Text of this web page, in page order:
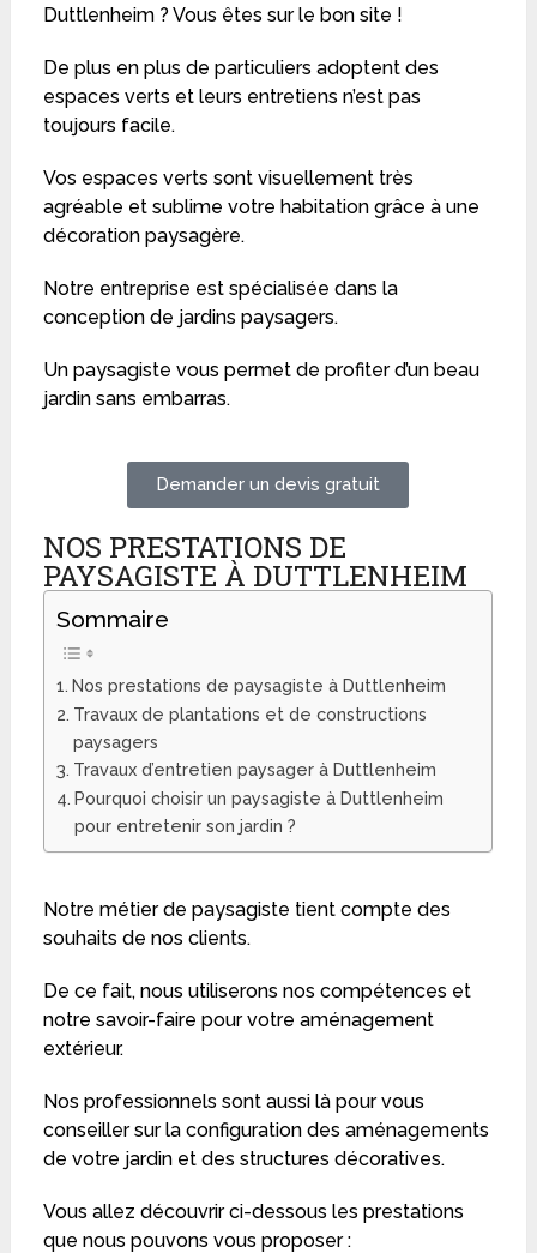
Duttlenheim ? Vous êtes sur le bon site !
De plus en plus de particuliers adoptent des
espaces verts et leurs entretiens n’est pas
toujours facile.
Vos espaces verts sont visuellement très
agréable et sublime votre habitation grâce à une
décoration paysagère.
Notre entreprise est spécialisée dans la
conception de jardins paysagers.
Un paysagiste vous permet de profiter d’un beau
jardin sans embarras.
Demander un devis gratuit
NOS PRESTATIONS DE
PAYSAGISTE À DUTTLENHEIM
Sommaire
Nos prestations de paysagiste à Duttlenheim
Travaux de plantations et de constructions
paysagers
Travaux d’entretien paysager à Duttlenheim
Pourquoi choisir un paysagiste à Duttlenheim
pour entretenir son jardin ?
Notre métier de paysagiste tient compte des
souhaits de nos clients.
De ce fait, nous utiliserons nos compétences et
notre savoir-faire pour votre aménagement
extérieur.
Nos professionnels sont aussi là pour vous
conseiller sur la configuration des aménagements
de votre jardin et des structures décoratives.
Vous allez découvrir ci-dessous les prestations
que nous pouvons vous proposer :